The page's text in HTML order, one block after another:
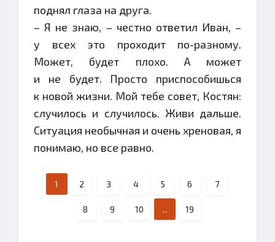
поднял глаза на друга.
– Я не знаю, – честно ответил Иван, –
у всех это проходит по-разному.
Может, будет плохо. А может
и не будет. Просто приспособишься
к новой жизни. Мой тебе совет, Костян:
случилось и случилось. Живи дальше.
Ситуация необычная и очень хреновая, я
понимаю, но все равно.
1 2 3 4 5 6 7
8 9 10 ... 19